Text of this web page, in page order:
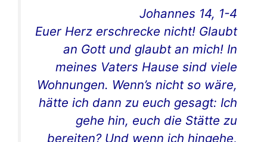
Johannes 14, 1-4
Euer Herz erschrecke nicht! Glaubt
an Gott und glaubt an mich! In
meines Vaters Hause sind viele
Wohnungen. Wenn’s nicht so wäre,
hätte ich dann zu euch gesagt: Ich
gehe hin, euch die Stätte zu
bereiten? Und wenn ich hingehe,